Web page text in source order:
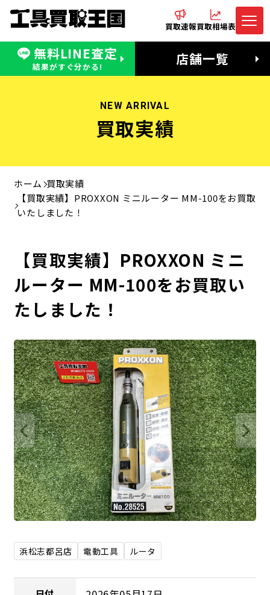
買取速報買取相場表
無料LINE査定
結果がすぐ分かる! 店舗一覧
無料LINE査定
受付：11:00〜19:00 木曜定休日
電話でお問合わせ
営業時間：11:00〜20:00
NEW ARRIVAL
買取実績
ホーム 買取実績
【買取実績】PROXXON ミニルーター MM-100をお買取
いたしました！
【買取実績】PROXXON ミニ
ルーター MM-100をお買取い
たしました！
浜松志都呂店 電動工具 ルータ